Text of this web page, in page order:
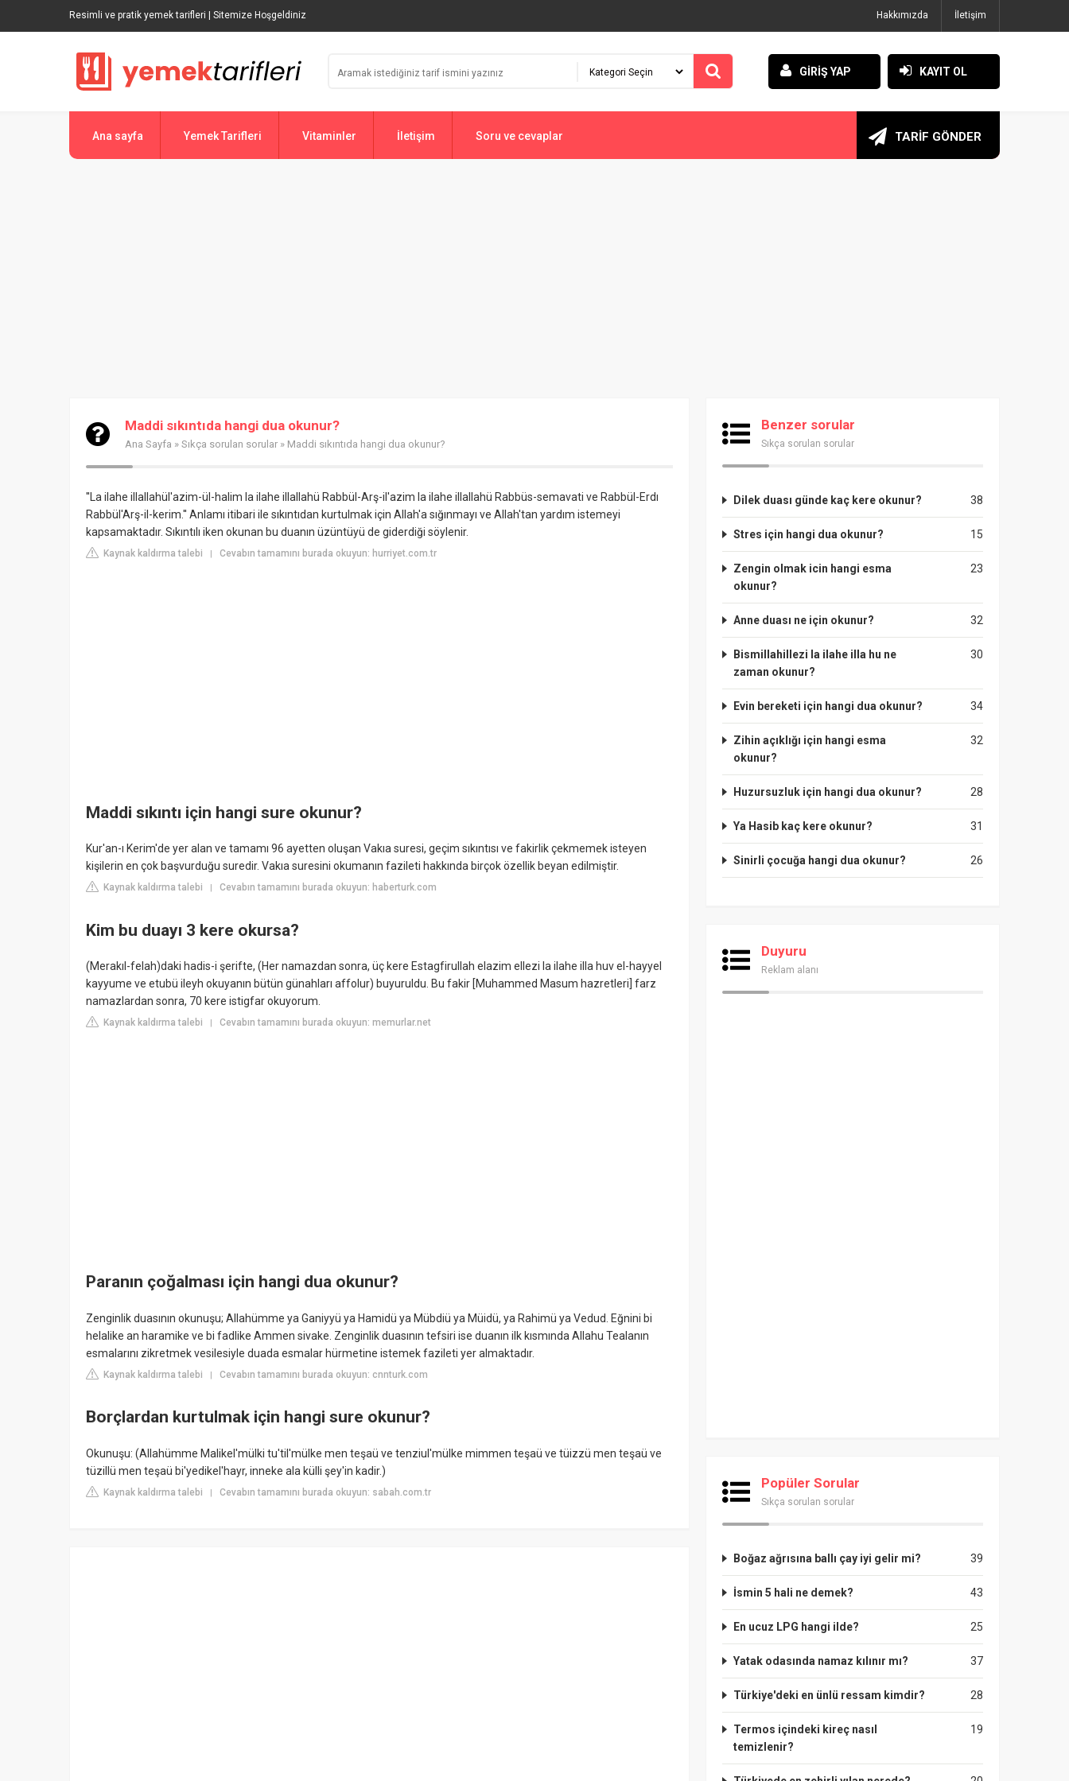
Resimli ve pratik yemek tarifleri | Sitemize Hoşgeldiniz Hakkımızda İletişim
GİRİŞ YAP KAYIT OL
Ana sayfa Yemek Tarifleri Vitaminler İletişim Soru ve cevaplar TARİF GÖNDER
Maddi sıkıntıda hangi dua okunur?
Ana Sayfa » Sıkça sorulan sorular » Maddi sıkıntıda hangi dua okunur?
''La ilahe illallahül'azim-ül-halim la ilahe illallahü Rabbül-Arş-il'azim la ilahe illallahü Rabbüs-semavati ve Rabbül-Erdı
Rabbül'Arş-il-kerim.'' Anlamı itibari ile sıkıntıdan kurtulmak için Allah'a sığınmayı ve Allah'tan yardım istemeyi
kapsamaktadır. Sıkıntılı iken okunan bu duanın üzüntüyü de giderdiği söylenir.
Kaynak kaldırma talebi | Cevabın tamamını burada okuyun: hurriyet.com.tr
Maddi sıkıntı için hangi sure okunur?
Kur'an-ı Kerim'de yer alan ve tamamı 96 ayetten oluşan Vakıa suresi, geçim sıkıntısı ve fakirlik çekmemek isteyen
kişilerin en çok başvurduğu suredir. Vakıa suresini okumanın fazileti hakkında birçok özellik beyan edilmiştir.
Kaynak kaldırma talebi Cevabın tamamını burada okuyun: haberturk.com
Kim bu duayı 3 kere okursa?
(Merakıl-felah)daki hadis-i şerifte, (Her namazdan sonra, üç kere Estagfirullah elazim ellezi la ilahe illa huv el-hayyel
kayyume ve etubü ileyh okuyanın bütün günahları affolur) buyuruldu. Bu fakir [Muhammed Masum hazretleri] farz
namazlardan sonra, 70 kere istigfar okuyorum.
Kaynak kaldırma talebi Cevabın tamamını burada okuyun: memurlar.net
Paranın çoğalması için hangi dua okunur?
Zenginlik duasının okunuşu; Allahümme ya Ganiyyü ya Hamidü ya Mübdiü ya Müidü, ya Rahimü ya Vedud. Eğnini bi
helalike an haramike ve bi fadlike Ammen sivake. Zenginlik duasının tefsiri ise duanın ilk kısmında Allahu Tealanın
esmalarını zikretmek vesilesiyle duada esmalar hürmetine istemek fazileti yer almaktadır.
Kaynak kaldırma talebi | Cevabın tamamını burada okuyun: cnnturk.com
Borçlardan kurtulmak için hangi sure okunur?
Okunuşu: (Allahümme Malikel'mülki tu'til'mülke men teşaü ve tenziul'mülke mimmen teşaü ve tüizzü men teşaü ve
tüzillü men teşaü bi'yedikel'hayr, inneke ala külli şey'in kadir.)
Kaynak kaldırma talebi | Cevabın tamamını burada okuyun: sabah.com.tr
Benzer sorular
Sıkça sorulan sorular
38
Dilek duası günde kaç kere okunur?
15
Stres için hangi dua okunur?
23
Zengin olmak icin hangi esma
okunur?
32
Anne duası ne için okunur?
30
Bismillahillezi la ilahe illa hu ne
zaman okunur?
34
Evin bereketi için hangi dua okunur?
32
Zihin açıklığı için hangi esma
okunur?
28
Huzursuzluk için hangi dua okunur?
31
Ya Hasib kaç kere okunur?
26
Sinirli çocuğa hangi dua okunur?
Duyuru
Reklam alanı
Popüler Sorular
Sıkça sorulan sorular
39
Boğaz ağrısına ballı çay iyi gelir mi?
43
İsmin 5 hali ne demek?
25
En ucuz LPG hangi ilde?
37
Yatak odasında namaz kılınır mı?
28
Türkiye'deki en ünlü ressam kimdir?
19
Termos içindeki kireç nasıl
temizlenir?